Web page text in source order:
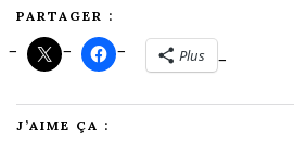
PARTAGER :
Plus
J’AIME ÇA :